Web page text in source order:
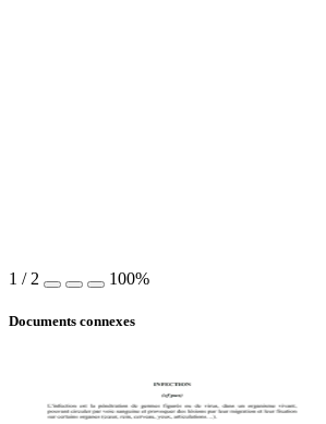
1 / 2 100%
Documents connexes